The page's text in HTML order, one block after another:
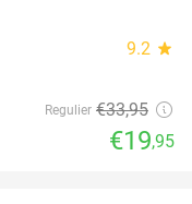
9.2 star
Regulier €33,95
€19,95